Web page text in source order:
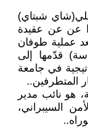
شبتاي)
يناير 2024 ، تصوُّرا عن عن عقيدة
عملية طوفان
قدّمها إلى
في جامعة
المتطرفين..
هو نائب مدير
السيبراني،